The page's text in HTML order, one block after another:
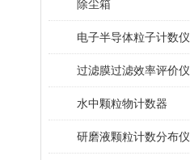
除尘箱
过滤膜过滤效率评价仪
水中颗粒物计数器
研磨液颗粒计数分布仪